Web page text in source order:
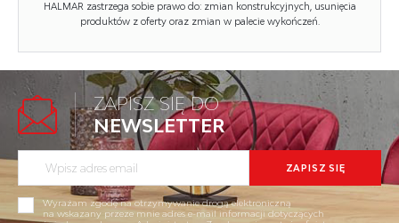
Tapicerka kolor: biały
Szerokość (Zakres): 43
Wysokość: 178
Głębokość: 2
Waga brutto: 5.000
HALMAR zastrzega sobie prawo do: zmian konstrukcyjnych, usunięcia
produktów z oferty oraz zmian w palecie wykończeń.
BAR11 stolik barowy czarny / naturalny...
Kod towaru: V-CH-BAR_11
Wycofany 2026-06-09
ZAPISZ SIĘ DO
NEWSLETTER
Wyrażam zgodę na otrzymywanie drogą elektroniczną
na wskazany przeze mnie adres e-mail informacji dotyczących